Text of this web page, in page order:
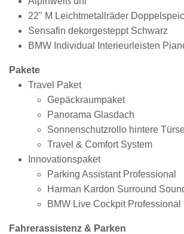
22" M Leichtmetallräder
Sensafin dekorgesteppt Schwarz
BMW Individual Interieurleisten
Pakete
Travel Paket
Gepäckraumpaket
Panorama Glasdach
Sonnenschutzrollo hintere
Travel & Comfort System
Innovationspaket
Parking Assistant Professional
Harman Kardon Surround
BMW Live Cockpit Professional
Fahrerassistenz & Parken